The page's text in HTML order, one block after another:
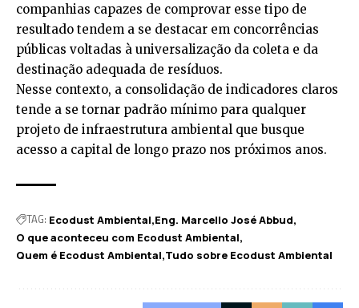
companhias capazes de comprovar esse tipo de
resultado tendem a se destacar em concorrências
públicas voltadas à universalização da coleta e da
destinação adequada de resíduos.
Nesse contexto, a consolidação de indicadores claros
tende a se tornar padrão mínimo para qualquer
projeto de infraestrutura ambiental que busque
acesso a capital de longo prazo nos próximos anos.
TAG: Ecodust Ambiental Eng. Marcello José Abbud
O que aconteceu com Ecodust Ambiental
Quem é Ecodust Ambiental Tudo sobre Ecodust Ambiental